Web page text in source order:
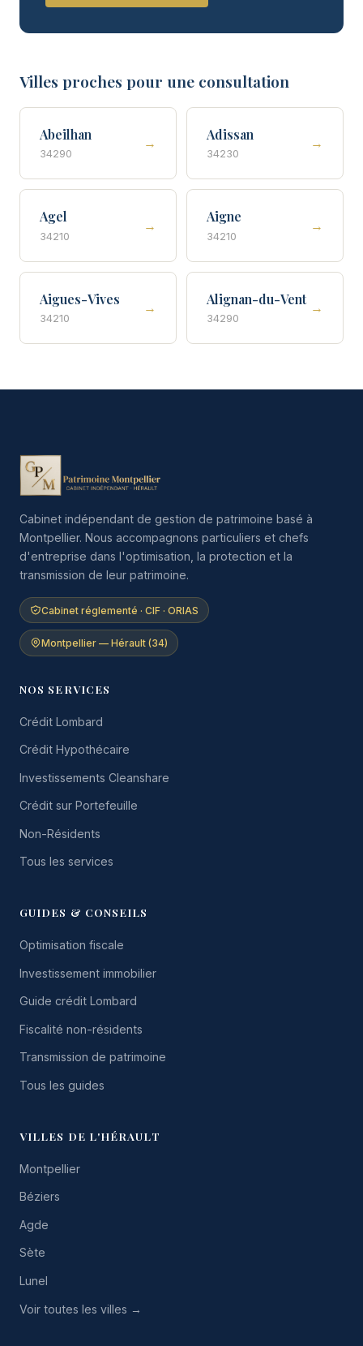
Villes proches pour une consultation
Abeilhan
34290
→
Adissan
34230
→
Agel
34210
→
Aigne
34210
→
Aigues-Vives
34210
→
Alignan-du-Vent
34290
→
Cabinet indépendant de gestion de patrimoine basé à
Montpellier. Nous accompagnons particuliers et chefs
d'entreprise dans l'optimisation, la protection et la
transmission de leur patrimoine.
Cabinet réglementé · CIF · ORIAS
Montpellier — Hérault (34)
NOS SERVICES
Crédit Lombard
Crédit Hypothécaire
Investissements Cleanshare
Crédit sur Portefeuille
Non-Résidents
Tous les services
GUIDES & CONSEILS
Optimisation fiscale
Investissement immobilier
Guide crédit Lombard
Fiscalité non-résidents
Transmission de patrimoine
Tous les guides
VILLES DE L'HÉRAULT
Montpellier
Béziers
Agde
Sète
Lunel
Voir toutes les villes →